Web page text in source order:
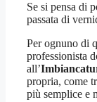
Se si pensa di
passata di
Per ognuno di
professionista
all’
propria, come
più semplice e